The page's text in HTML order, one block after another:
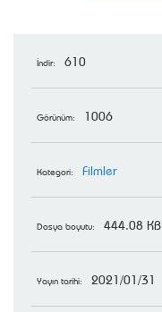
İndir: 610
Görünüm: 1006
Kategori: Filmler
Dosya boyutu: 444.08 KB
Yayın tarihi: 2021/01/31